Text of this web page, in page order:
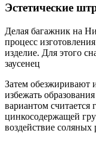
Эстетические
Делая багажник на
процесс
изделие. Для этого
заусенец
Затем обезжиривают
избежать
вариантом считается
цинкосодержащей
воздействие соляных